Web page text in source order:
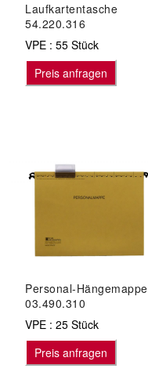
Laufkartentasche
54.220.316
VPE : 55 Stück
Preis anfragen
Personal-Hängemappe
03.490.310
VPE : 25 Stück
Preis anfragen